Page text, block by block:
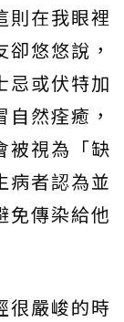
則在我眼裡
悠悠說，
忌或伏特加
然痊癒，
被視為「缺
病者認為並
免傳染給他
很嚴峻的時